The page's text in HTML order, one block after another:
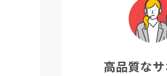
高品質な